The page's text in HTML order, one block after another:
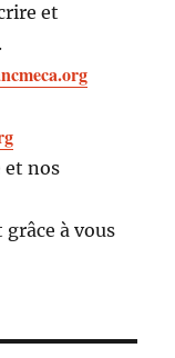
et
et nos
à vous